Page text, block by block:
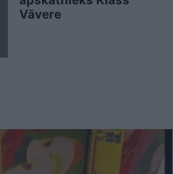
Vāvere